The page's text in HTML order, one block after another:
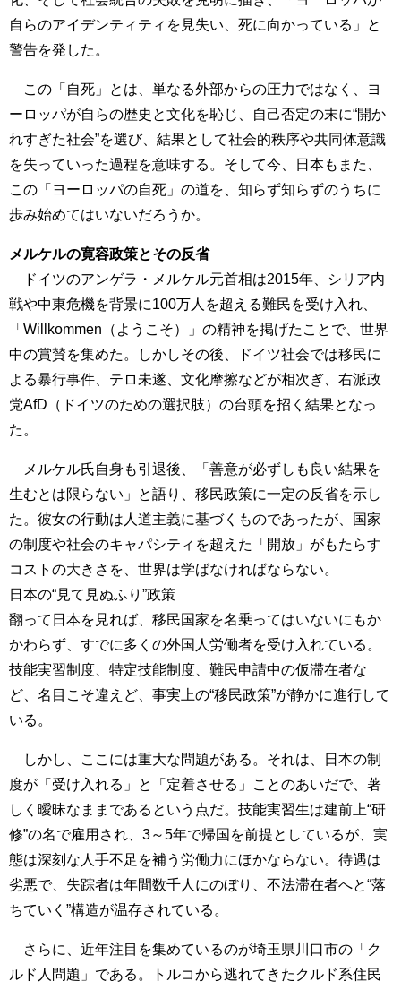
自らのアイデンティティを見失い、死に向かっている」と
警告を発した。
この「自死」とは、単なる外部からの圧力ではなく、ヨ
ーロッパが自らの歴史と文化を恥じ、自己否定の末に“開か
れすぎた社会”を選び、結果として社会的秩序や共同体意識
を失っていった過程を意味する。そして今、日本もまた、
この「ヨーロッパの自死」の道を、知らず知らずのうちに
歩み始めてはいないだろうか。
メルケルの寛容政策とその反省
ドイツのアンゲラ・メルケル元首相は2015年、シリア内
戦や中東危機を背景に100万人を超える難民を受け入れ、
「Willkommen（ようこそ）」の精神を掲げたことで、世界
中の賞賛を集めた。しかしその後、ドイツ社会では移民に
よる暴行事件、テロ未遂、文化摩擦などが相次ぎ、右派政
党AfD（ドイツのための選択肢）の台頭を招く結果となっ
た。
メルケル氏自身も引退後、「善意が必ずしも良い結果を
生むとは限らない」と語り、移民政策に一定の反省を示し
た。彼女の行動は人道主義に基づくものであったが、国家
の制度や社会のキャパシティを超えた「開放」がもたらす
コストの大きさを、世界は学ばなければならない。
日本の“見て見ぬふり”政策
翻って日本を見れば、移民国家を名乗ってはいないにもか
かわらず、すでに多くの外国人労働者を受け入れている。
技能実習制度、特定技能制度、難民申請中の仮滞在者な
ど、名目こそ違えど、事実上の“移民政策”が静かに進行して
いる。
しかし、ここには重大な問題がある。それは、日本の制
度が「受け入れる」と「定着させる」ことのあいだで、著
しく曖昧なままであるという点だ。技能実習生は建前上“研
修”の名で雇用され、3～5年で帰国を前提としているが、実
態は深刻な人手不足を補う労働力にほかならない。待遇は
劣悪で、失踪者は年間数千人にのぼり、不法滞在者へと“落
ちていく”構造が温存されている。
さらに、近年注目を集めているのが埼玉県川口市の「ク
ルド人問題」である。トルコから逃れてきたクルド系住民